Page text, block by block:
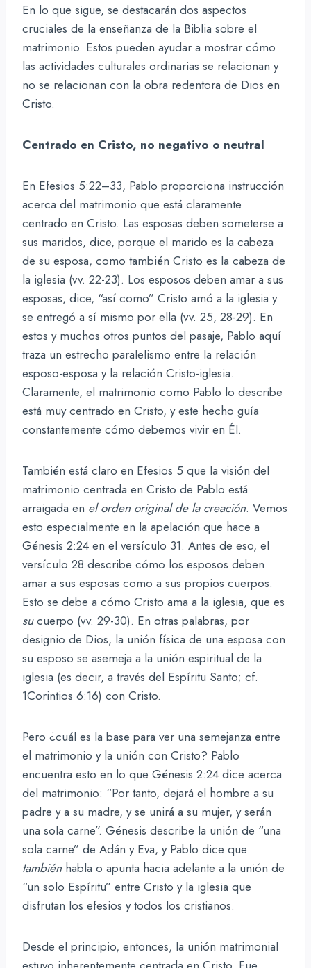
En lo que sigue, se destacarán dos aspectos
cruciales de la enseñanza de la Biblia sobre el
matrimonio. Estos pueden ayudar a mostrar cómo
las actividades culturales ordinarias se relacionan y
no se relacionan con la obra redentora de Dios en
Cristo.
Centrado en Cristo, no negativo o neutral
En Efesios 5:22–33, Pablo proporciona instrucción
acerca del matrimonio que está claramente
centrado en Cristo. Las esposas deben someterse a
sus maridos, dice, porque el marido es la cabeza
de su esposa, como también Cristo es la cabeza de
la iglesia (vv. 22-23). Los esposos deben amar a sus
esposas, dice, “así como” Cristo amó a la iglesia y
se entregó a sí mismo por ella (vv. 25, 28-29). En
estos y muchos otros puntos del pasaje, Pablo aquí
traza un estrecho paralelismo entre la relación
esposo-esposa y la relación Cristo-iglesia.
Claramente, el matrimonio como Pablo lo describe
está muy centrado en Cristo, y este hecho guía
constantemente cómo debemos vivir en Él.
También está claro en Efesios 5 que la visión del
matrimonio centrada en Cristo de Pablo está
arraigada en el orden original de la creación. Vemos
esto especialmente en la apelación que hace a
Génesis 2:24 en el versículo 31. Antes de eso, el
versículo 28 describe cómo los esposos deben
amar a sus esposas como a sus propios cuerpos.
Esto se debe a cómo Cristo ama a la iglesia, que es
sucuerpo (vv. 29-30). En otras palabras, por
designio de Dios, la unión física de una esposa con
su esposo se asemeja a la unión espiritual de la
iglesia (es decir, a través del Espíritu Santo; cf.
1Corintios 6:16) con Cristo.
Pero ¿cuál es la base para ver una semejanza entre
el matrimonio y la unión con Cristo? Pablo
encuentra esto en lo que Génesis 2:24 dice acerca
del matrimonio: “Por tanto, dejará el hombre a su
padre y a su madre, y se unirá a su mujer, y serán
una sola carne”. Génesis describe la unión de “una
sola carne” de Adán y Eva, y Pablo dice que
también habla o apunta hacia adelante a la unión de
“un solo Espíritu” entre Cristo y la iglesia que
disfrutan los efesios y todos los cristianos.
Desde el principio, entonces, la unión matrimonial